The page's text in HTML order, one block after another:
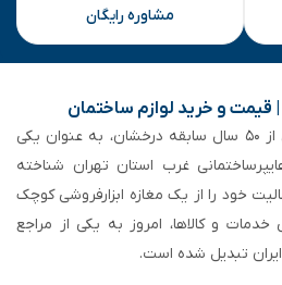
مشاوره رایگان
قیمت و خرید لوازم ساختمان
هایپر ساختمانی خاجی‌ با بیش از ۵۰ سال سابقه‌ درخشان، به عنوان یکی
غرب استان تهران شناخته
خود را از یک مغازه ابزارفروشی کوچک
و کالاها، امروز به یکی از مراجع
تبدیل شده است.